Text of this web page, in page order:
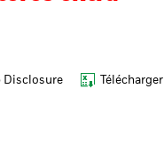
Disclosure Télécharger